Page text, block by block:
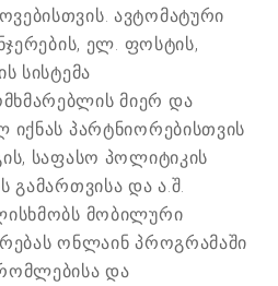
ავტომატური
ელ. ფოსტის,
სისტემა
მიერ და
იქნას პარტნიორებისთვის
საფასო პოლიტიკის
გამართვისა და ა.შ.
მობილური
ონლაინ პროგრამაში
და